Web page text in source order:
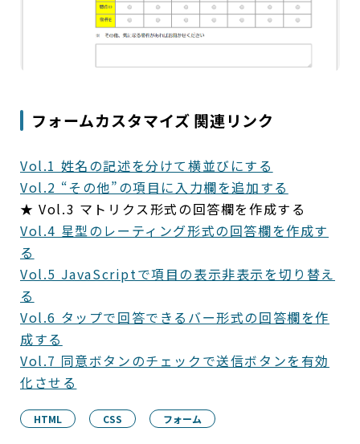
フォームカスタマイズ 関連リンク
Vol.1 姓名の記述を分けて横並びにする
Vol.2 “その他”の項目に入力欄を追加する
★ Vol.3 マトリクス形式の回答欄を作成する
Vol.4 星型のレーティング形式の回答欄を作成す
る
Vol.5 JavaScriptで項目の表示非表示を切り替え
る
Vol.6 タップで回答できるバー形式の回答欄を作
成する
Vol.7 同意ボタンのチェックで送信ボタンを有効
化させる
HTML CSS フォーム